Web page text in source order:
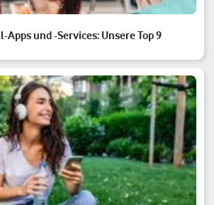
und -Services: Unsere Top 9